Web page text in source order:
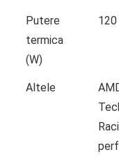
Putere
termica
(W)
120
Altele